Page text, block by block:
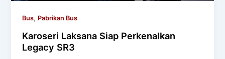
Bus, Pabrikan Bus
Karoseri Laksana Siap Perkenalkan
Legacy SR3